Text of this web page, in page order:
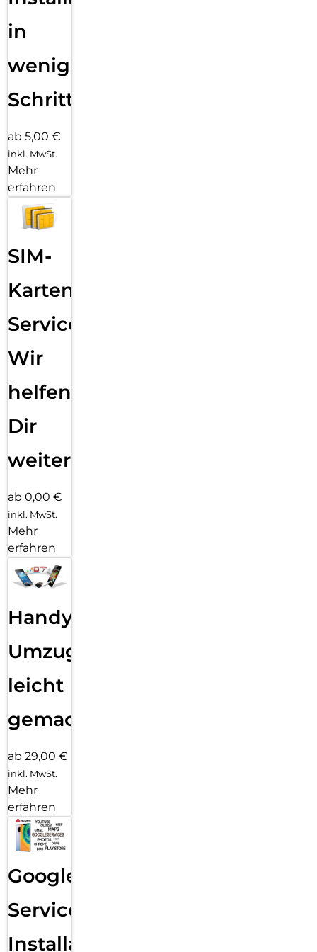
in
wenigen
Schritten
ab 5,00 €
inkl. MwSt.
Mehr
erfahren
SIM-
Karten
Service:
Wir
helfen
Dir
weiter
ab 0,00 €
inkl. MwSt.
Mehr
erfahren
Handy
Umzug
leicht
gemacht!
ab 29,00 €
inkl. MwSt.
Mehr
erfahren
Google
Services
Installation